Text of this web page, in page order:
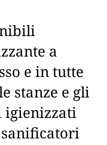
a
e in tutte
stanze e gli
igienizzati